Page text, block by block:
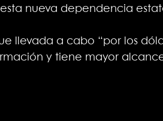
nueva dependencia
llevada a cabo “por los
y tiene mayor